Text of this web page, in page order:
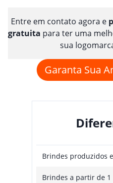
Entre em contato agora e
gratuita para ter uma
sua
Garanta Sua
Brindes produzidos
Brindes a partir de